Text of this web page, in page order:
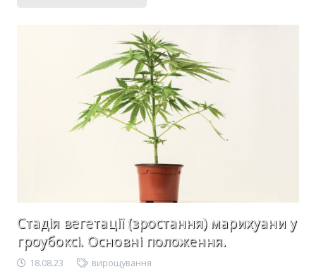
Стадія вегетації (зростання) марихуани у
гроубоксі. Основні положення.
18.08.23 вирощування